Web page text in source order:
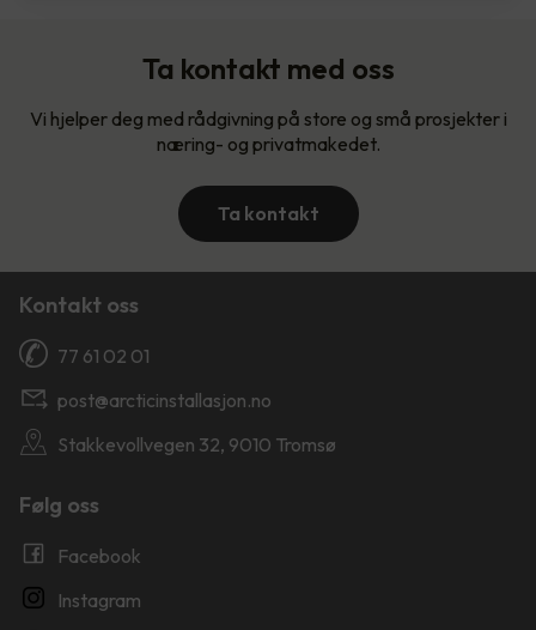
Ta kontakt med oss
Vi hjelper deg med rådgivning på store og små prosjekter i
næring- og privatmakedet.
Ta kontakt
Kontakt oss
77 61 02 01
post@arcticinstallasjon.no
Stakkevollvegen 32, 9010 Tromsø
Følg oss
Facebook
Instagram